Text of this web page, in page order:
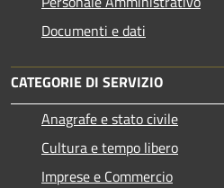
Documenti e dati
CATEGORIE DI SERVIZIO
Anagrafe e stato civile
Cultura e tempo libero
Imprese e Commercio